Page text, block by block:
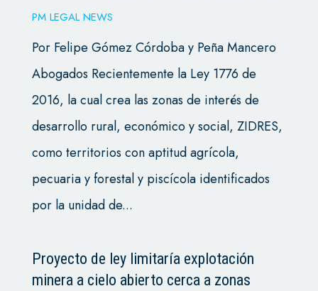
PM LEGAL NEWS
Por Felipe Gómez Córdoba y Peña Mancero
Abogados Recientemente la Ley 1776 de
2016, la cual crea las zonas de interés de
desarrollo rural, económico y social, ZIDRES,
como territorios con aptitud agrícola,
pecuaria y forestal y piscícola identificados
por la unidad de...
Proyecto de ley limitaría explotación
minera a cielo abierto cerca a zonas